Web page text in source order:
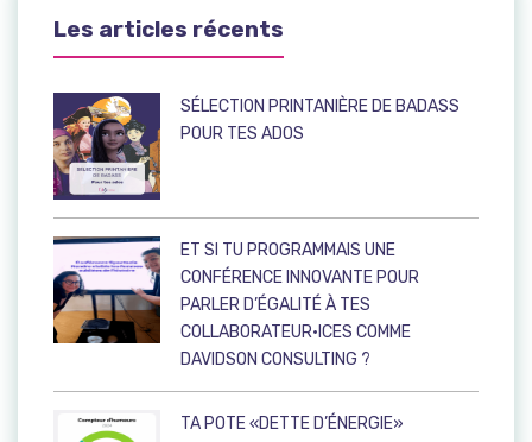
Les articles récents
SÉLECTION PRINTANIÈRE DE BADASS
POUR TES ADOS
ET SI TU PROGRAMMAIS UNE
CONFÉRENCE INNOVANTE POUR
PARLER D’ÉGALITÉ À TES
COLLABORATEUR·ICES COMME
DAVIDSON CONSULTING ?
TA POTE «DETTE D’ÉNERGIE»